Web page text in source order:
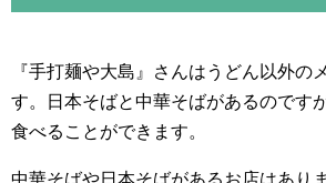
『手打麺や大島』さんはうどん以外の
す。日本そばと中華そばがあるのです
食べることができます。
中華そばや日本そばがあるお店はあり